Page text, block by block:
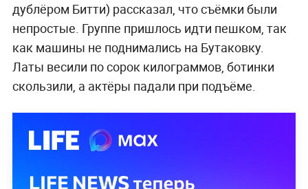
дублёром Битти) рассказал, что съёмки были
непростые. Группе пришлось идти пешком, так
как машины не поднимались на Бутаковку.
Латы весили по сорок килограммов, ботинки
скользили, а актёры падали при подъёме.